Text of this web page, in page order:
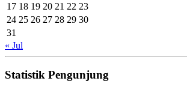
17 18 19 20 21 22 23
24 25 26 27 28 29 30
31
« Jul
Statistik Pengunjung